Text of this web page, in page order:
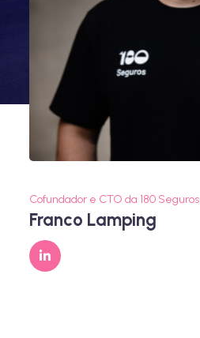
Cofundador e CTO da 180 Seguros
Franco Lamping